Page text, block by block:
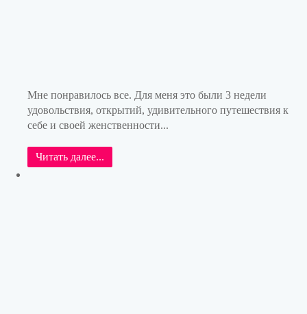
Мне понравилось все. Для меня это были 3 недели
удовольствия, открытий, удивительного путешествия к
себе и своей женственности...
Читать далее...